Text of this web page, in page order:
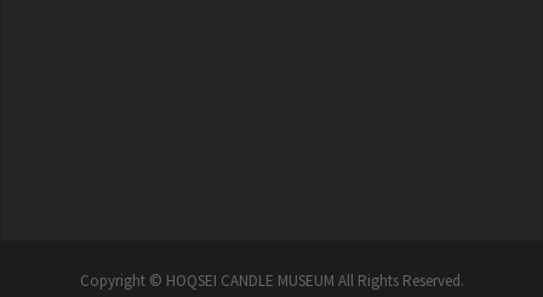
Copyright © HOQSEI CANDLE MUSEUM All Rights Reserved.